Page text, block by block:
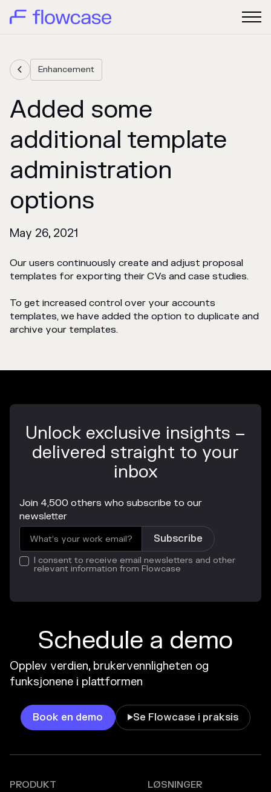
 Enhancement
Added some
additional template
administration
options
May 26, 2021
Our users continuously create and adjust proposal
templates for exporting their CVs and case studies.
To get increased control over your accounts
templates, we have added the option to duplicate and
archive your templates.
Unlock exclusive insights –
delivered straight to your
inbox
Join 4,500 others who subscribe to our
newsletter
I consent to receive email newsletters and other
relevant information from Flowcase
Schedule a demo
Opplev verdien, brukervennligheten og
funksjonene i plattformen
Book en demo Se Flowcase i praksis
PRODUKT LØSNINGER